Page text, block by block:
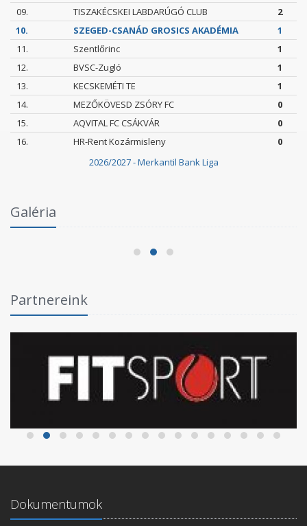
2026/2027 - Merkantil Bank Liga
09.
TISZAKÉCSKEI LABDARÚGÓ CLUB
2
10.
SZEGED-CSANÁD GROSICS AKADÉMIA
1
11.
Szentlőrinc
1
12.
BVSC-Zugló
1
13.
KECSKEMÉTI TE
1
14.
MEZŐKÖVESD ZSÓRY FC
0
15.
AQVITAL FC CSÁKVÁR
0
16.
HR-Rent Kozármisleny 0
Galéria
Fórumban
2026.06.03.
Partnereink
Dokumentumok